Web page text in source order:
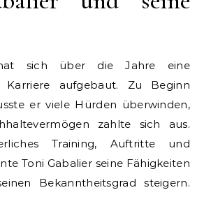
sich über die Jahre eine
Karriere aufgebaut. Zu Beginn
er viele Hürden überwinden,
zahlte sich aus.
Training, Auftritte und
Toni Gabalier seine Fähigkeiten
Bekanntheitsgrad steigern.